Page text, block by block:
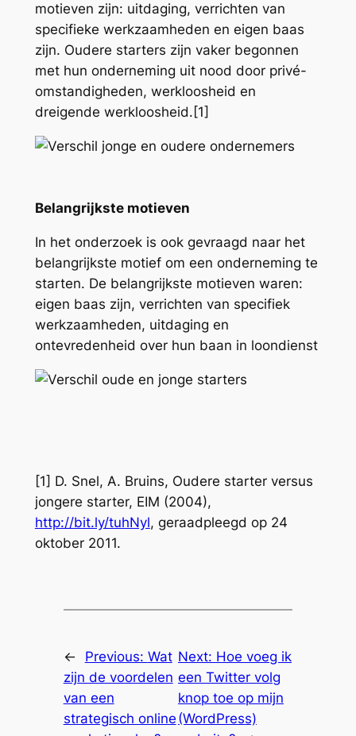
motieven zijn: uitdaging, verrichten van
specifieke werkzaamheden en eigen baas
zijn. Oudere starters zijn vaker begonnen
met hun onderneming uit nood door privé-
omstandigheden, werkloosheid en
dreigende werkloosheid.[1]
Belangrijkste motieven
In het onderzoek is ook gevraagd naar het
belangrijkste motief om een onderneming te
starten. De belangrijkste motieven waren:
eigen baas zijn, verrichten van specifiek
werkzaamheden, uitdaging en
ontevredenheid over hun baan in loondienst
[1] D. Snel, A. Bruins, Oudere starter versus
jongere starter, EIM (2004),
http://bit.ly/tuhNyl, geraadpleegd op 24
oktober 2011.
← Previous: Wat
zijn de voordelen
van een
strategisch online
Next: Hoe voeg ik
een Twitter volg
knop toe op mijn
(WordPress)